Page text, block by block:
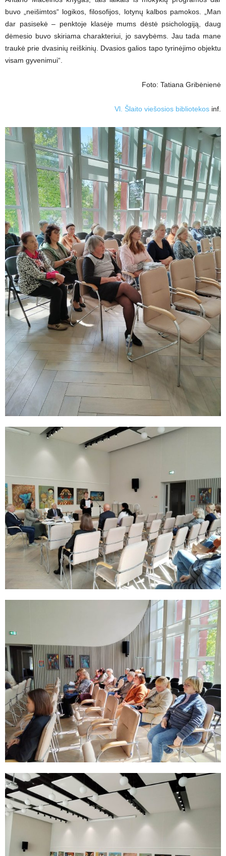
buvo „neišimtos“ logikos, filosofijos, lotynų kalbos pamokos. „Man
dar pasisekė – penktoje klasėje mums dėstė psichologiją, daug
dėmesio buvo skiriama charakteriui, jo savybėms. Jau tada mane
traukė prie dvasinių reiškinių. Dvasios galios tapo tyrinėjimo objektu
visam gyvenimui“.
Foto: Tatiana Gribėnienė
Vl. Šlaito viešosios bibliotekos inf.